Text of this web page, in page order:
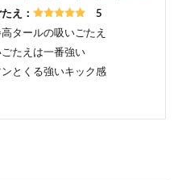
え：
5
高タールの吸いごたえ
ごたえは一番強い
ンとくる強いキック感